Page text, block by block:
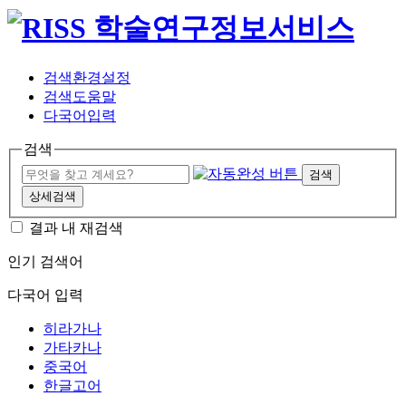
검색환경설정
검색도움말
다국어입력
검색
검색
상세검색
결과 내 재검색
인기 검색어
다국어 입력
히라가나
가타카나
중국어
한글고어